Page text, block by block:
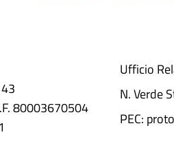
80003670504
Ufficio
N. Verde
PEC: